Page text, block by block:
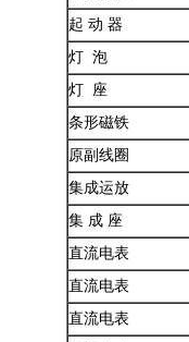
起 动 器
灯 泡
灯 座
条形磁铁
原副线圈
集成运放
集 成 座
直流电表
直流电表
直流电表